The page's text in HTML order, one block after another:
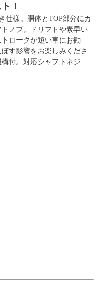
！
仕様。胴体とTOP部分にカ
ノブ。ドリフトや素早い
ロークが短い車にお勧
す影響をお楽しみくださ
付。対応シャフトネジ